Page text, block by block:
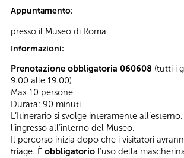
Appuntamento:
presso il Museo di Roma
Informazioni:
Prenotazione obbligatoria 060608 (tutti i
9.00 alle 19.00)
Max 10 persone
Durata: 90 minuti
L’Itinerario si svolge interamente
l’ingresso all’interno del Museo.
Il percorso inizia dopo che i visitatori
triage. È obbligatorio l’uso della